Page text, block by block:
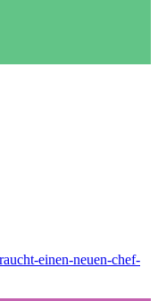
einen-neuen-chef-